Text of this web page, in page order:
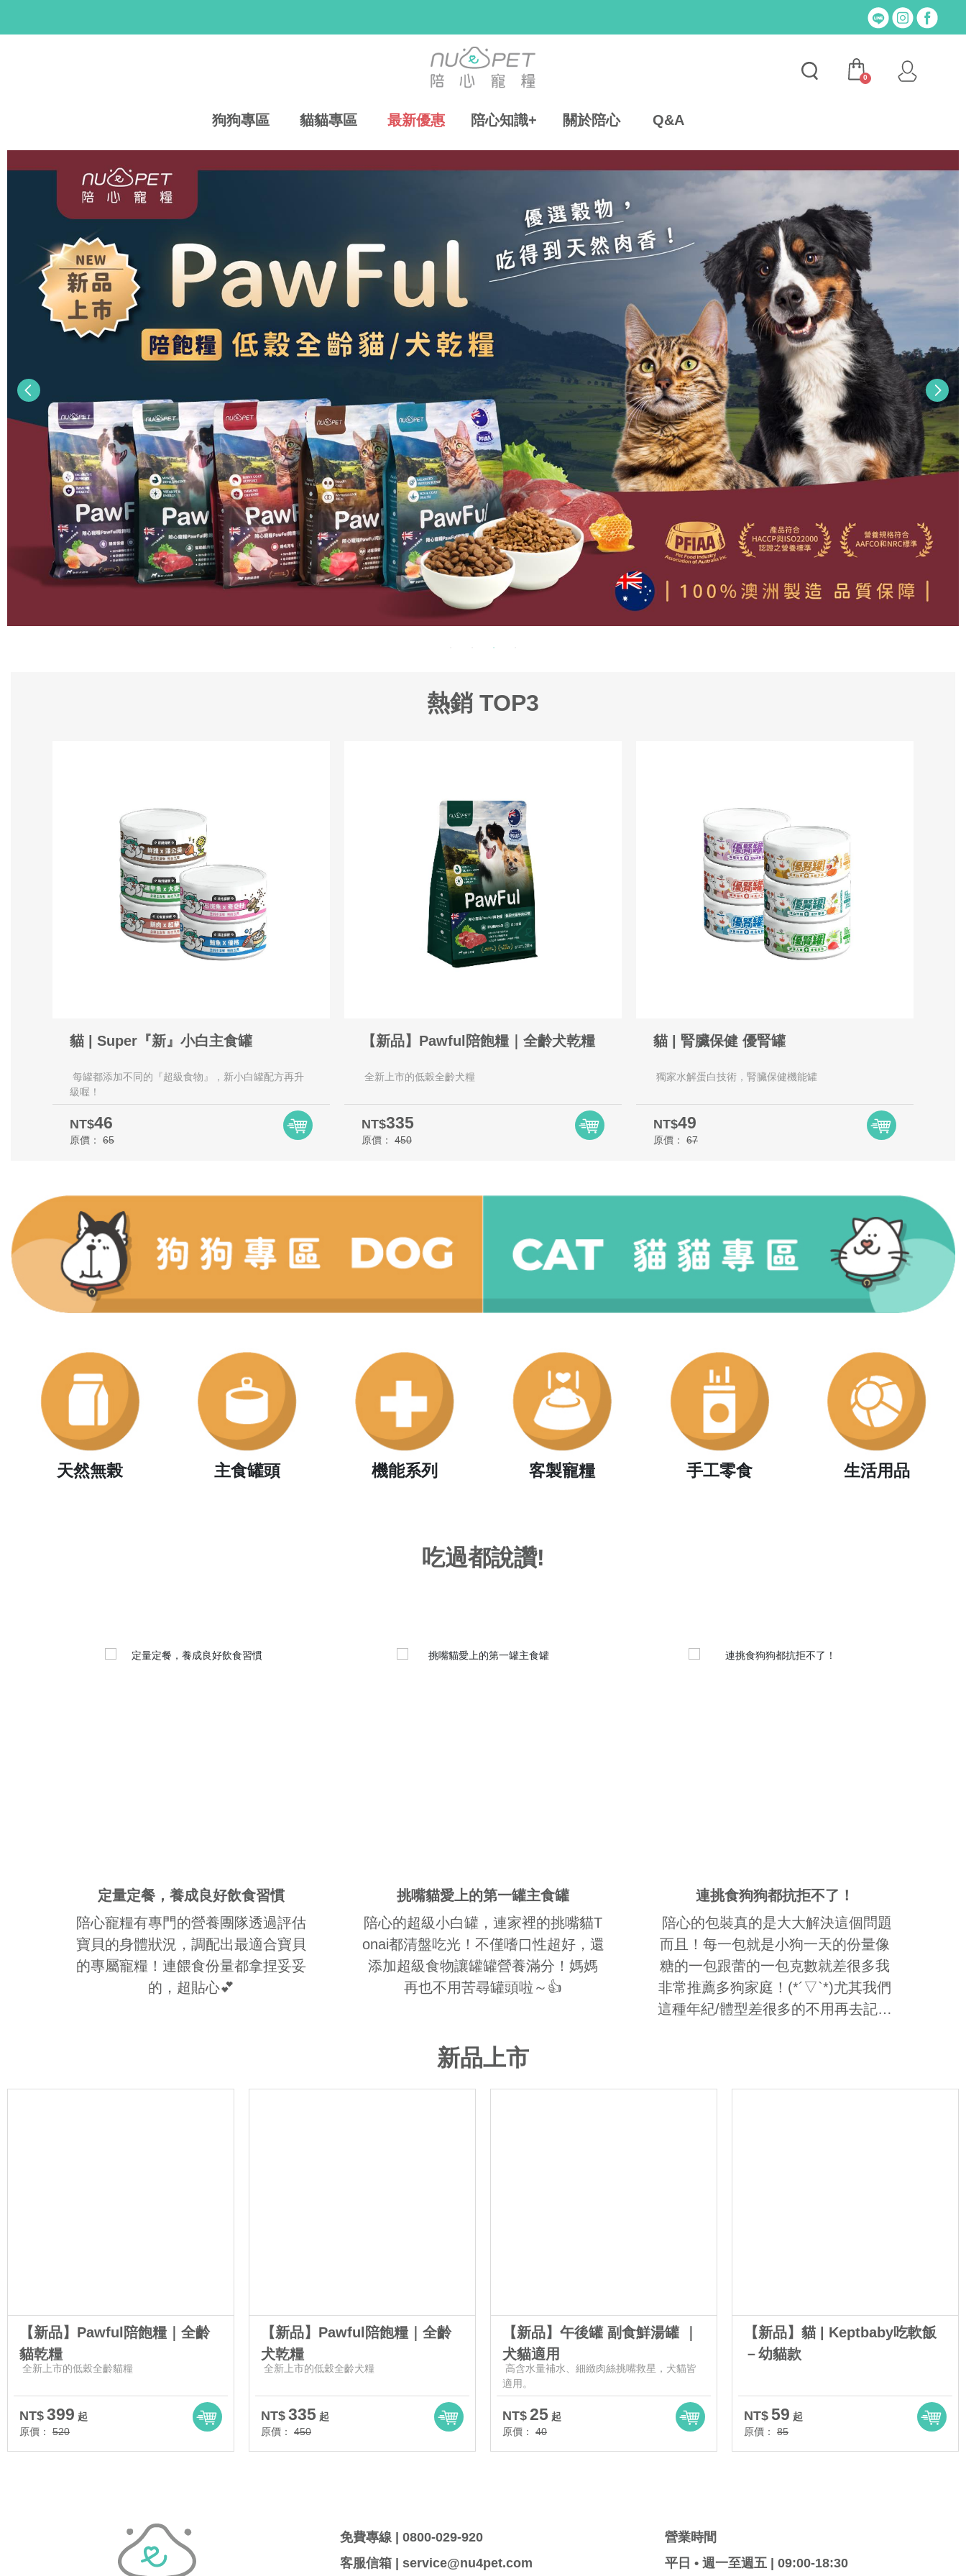
狗狗專區 貓貓專區 最新優惠 陪心知識+ 關於陪心 Q&A
0
熱銷 TOP3
貓 | Super『新』小白主食罐
每罐都添加不同的『超級食物』，新小白罐配方再升
級喔！
NT$46
原價： 65
【新品】Pawful陪飽糧｜全齡犬乾糧
全新上市的低穀全齡犬糧
NT$335
原價： 450
貓 | 腎臟保健 優腎罐
獨家水解蛋白技術，腎臟保健機能罐
NT$49
原價： 67
天然無榖 主食罐頭 機能系列 客製寵糧 手工零食 生活用品
吃過都說讚!
定量定餐，養成良好飲食習慣
陪心寵糧有專門的營養團隊透過評估
寶貝的身體狀況，調配出最適合寶貝
的專屬寵糧！連餵食份量都拿捏妥妥
的，超貼心💕
挑嘴貓愛上的第一罐主食罐
陪心的超級小白罐，連家裡的挑嘴貓T
onai都清盤吃光！不僅嗜口性超好，還
添加超級食物讓罐罐營養滿分！媽媽
再也不用苦尋罐頭啦～👍
連挑食狗狗都抗拒不了！
陪心的包裝真的是大大解決這個問題
而且！每一包就是小狗一天的份量像
糖的一包跟蕾的一包克數就差很多我
非常推薦多狗家庭！(*´▽`*)尤其我們
這種年紀/體型差很多的不用再去記誰
新品上市
【新品】Pawful陪飽糧｜全齡
貓乾糧
全新上市的低穀全齡貓糧
NT$ 399 起
原價：
520
【新品】Pawful陪飽糧｜全齡
犬乾糧
全新上市的低穀全齡犬糧
NT$ 335 起
原價：
450
【新品】午後罐 副食鮮湯罐 ｜
犬貓適用
高含水量補水、細緻肉絲挑嘴救星，犬貓皆
適用。
NT$ 25 起
原價：
40
【新品】貓 | Keptbaby吃軟飯
－幼貓款
NT$ 59 起
原價：
85
免費專線 | 0800-029-920
客服信箱 | service@nu4pet.com
營業時間
平日 • 週一至週五 | 09:00-18:30